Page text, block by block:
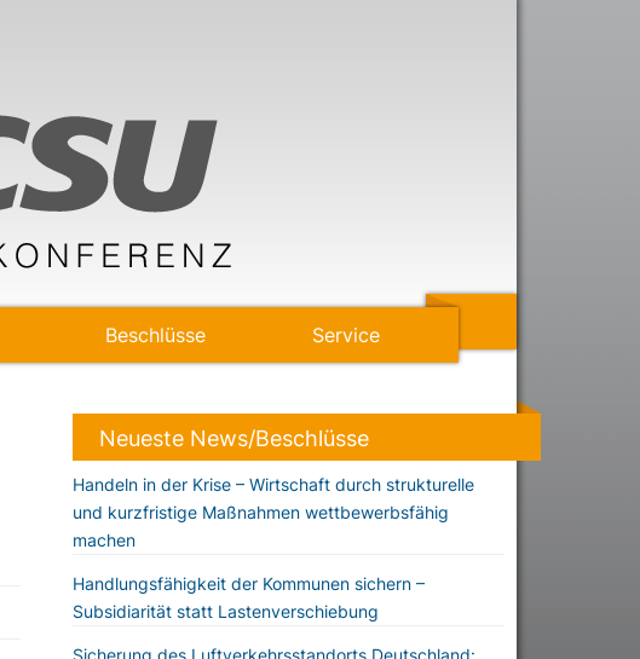
Beschlüsse Service
Neueste News/Beschlüsse
Handeln in der Krise – Wirtschaft durch strukturelle
und kurzfristige Maßnahmen wettbewerbsfähig
machen
Handlungsfähigkeit der Kommunen sichern –
Subsidiarität statt Lastenverschiebung
Sicherung des Luftverkehrsstandorts Deutschland: